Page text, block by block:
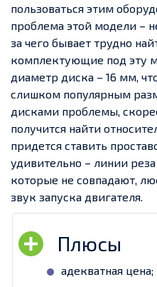
пользоваться этим
проблема этой модели –
за чего бывает трудно
комплектующие под эту
диаметр диска – 16 мм,
слишком популярным
дисками проблемы,
получится найти
придется ставить
удивительно – линии
которые не совпадают,
звук запуска двигателя.
адекватная цена;